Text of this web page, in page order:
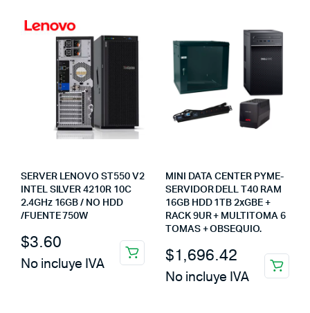
SERVER LENOVO ST550 V2
INTEL SILVER 4210R 10C
2.4GHz 16GB / NO HDD
/FUENTE 750W
$3.60
No incluye IVA
MINI DATA CENTER PYME-
SERVIDOR DELL T40 RAM
16GB HDD 1TB 2xGBE +
RACK 9UR + MULTITOMA 6
TOMAS + OBSEQUIO.
$1,696.42
No incluye IVA